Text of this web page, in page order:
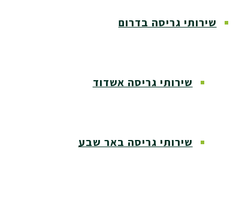
שירותי גריסה בדרום
שירותי גריסה אשדוד
שירותי גריסה באר שבע